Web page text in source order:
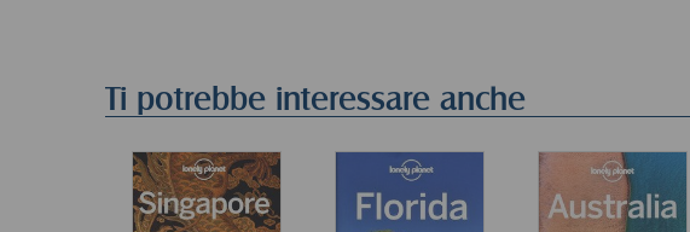
Ti potrebbe interessare anche